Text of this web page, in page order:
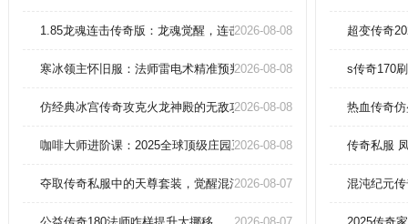
源战隐藏剧情解锁前提需完成特殊
1.85龙魂连击传奇版：龙魂觉醒，连击破天，血洗盟重土城！
2026-08-08
寒冰领主怀旧服：法师雷电术精准预判技巧三步速成
2026-08-08
仿经典冰宫传奇攻克火龙神殿的无敌攻略！2026-08-08
咖啡大师进阶课：2025全球顶级庄园豆的风味密码解析！
2026-08-08
夺取传奇私服中的天尊套装，觉醒混沌之威！
2026-08-07
超变传奇
s传奇170
热血传奇
传奇私服
混沌纪元